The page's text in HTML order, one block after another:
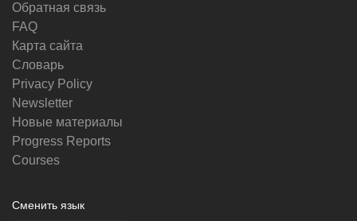
Обратная связь
FAQ
Карта сайта
Словарь
Privacy Policy
Newsletter
Новые материалы
Progress Reports
Courses
Сменить язык